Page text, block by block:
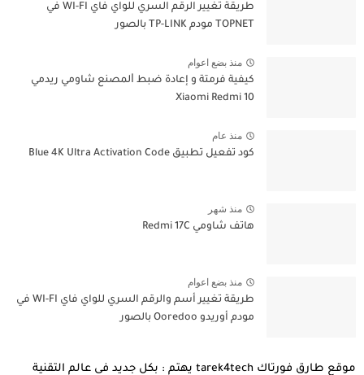
طريقة تغيير الرقم السري للواي فاي WI-FI في
TOPNET مودم TP-LINK بالصور
منذ بضع اعوام
كيفية فرمتة و إعادة ﺿﺒﻂ ﺍﻟﻤﺼﻨﻊ شاومي ريدمي
Xiaomi Redmi 10
منذ عام
كود تفعيل تطبيق Blue 4K Ultra Activation Code
منذ شهر
هاتف شاومي Redmi 17C
منذ بضع اعوام
طريقة تغيير أسم والرقم السري للواي فاي WI-FI في
مودم أوريدو Ooredoo بالصور
موقع طارق فورتاك tarek4tech يهتم : بكل جديد فى عالم التقنية